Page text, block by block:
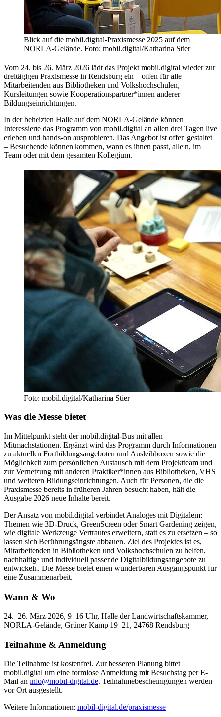
Blick auf die mobil.digital-Praxismesse 2025 auf dem
NORLA-Gelände. Foto: mobil.digital/Katharina Stier
Vom 24. bis 26. März 2026 lädt das Projekt mobil.digital wieder zur
dreitägigen Praxismesse in Rendsburg ein – offen für alle
Mitarbeitenden aus Bibliotheken und Volkshochschulen,
Kursleitungen sowie Kooperationspartner*innen anderer
Bildungseinrichtungen.
In der beheizten Halle auf dem NORLA-Gelände können
Interessierte das Programm von mobil.digital an allen drei Tagen live
erleben und hands-on ausprobieren. Das Angebot ist offen gestaltet
– Besuchende können kommen, wann es ihnen passt, allein, im
Team oder mit dem gesamten Kollegium.
Foto: mobil.digital/Katharina Stier
Was die Messe bietet
Im Mittelpunkt steht der mobil.digital-Bus mit allen
Mitmachstationen. Ergänzt wird das Programm durch Informationen
zu aktuellen Fortbildungsangeboten und Ausleihboxen sowie die
Möglichkeit zum persönlichen Austausch mit dem Projektteam und
zur Vernetzung mit anderen Praktiker*innen aus Bibliotheken, VHS
und weiteren Bildungseinrichtungen. Auch für Personen, die die
Praxismesse bereits in früheren Jahren besucht haben, hält die
Ausgabe 2026 neue Inhalte bereit.
Der Ansatz von mobil.digital verbindet Analoges mit Digitalem:
Themen wie 3D-Druck, GreenScreen oder Smart Gardening zeigen,
wie digitale Werkzeuge Vertrautes erweitern, statt es zu ersetzen – so
lassen sich Berührungsängste abbauen. Ziel des Projektes ist es,
Mitarbeitenden in Bibliotheken und Volkshochschulen zu helfen,
nachhaltige und individuell passende Digitalbildungsangebote zu
entwickeln. Die Messe bietet einen wunderbaren Ausgangspunkt für
eine Zusammenarbeit.
Wann & Wo
24.–26. März 2026, 9–16 Uhr, Halle der Landwirtschaftskammer,
NORLA-Gelände, Grüner Kamp 19–21, 24768 Rendsburg
Teilnahme & Anmeldung
Die Teilnahme ist kostenfrei. Zur besseren Planung bittet
mobil.digital um eine formlose Anmeldung mit Besuchstag per E-
Mail an info@mobil-digital.de. Teilnahmebescheinigungen werden
vor Ort ausgestellt.
Weitere Informationen: mobil-digital.de/praxismesse